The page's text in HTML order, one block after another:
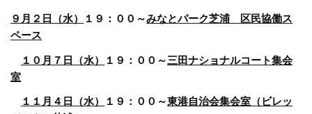
９月２日（水） １９：００～みなとパーク芝浦 区民協働ス
ペース
１０月７日（水） １９：００～三田ナショナルコート集会
室
１１月４日（水） １９：００～東港自治会集会室（ビレッ